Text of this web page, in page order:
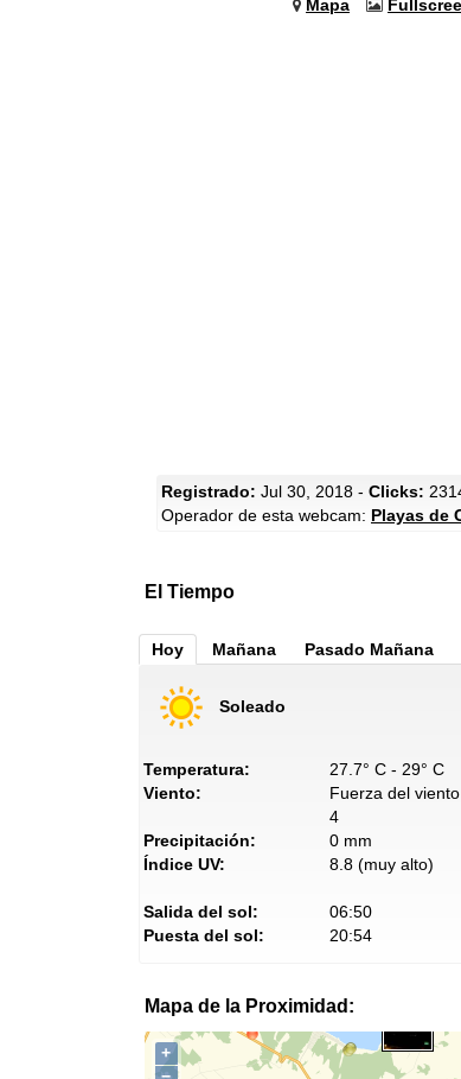
Mapa
Registrado: Jul 30, 2018 - Clicks:
Operador de esta webcam: Playas de
El Tiempo
Hoy Mañana Pasado Mañana
Soleado
Temperatura:
27.7° C - 29° C
Viento:
Fuerza del
4
Precipitación:
0 mm
Índice UV:
8.8 (muy alto)
Salida del sol:
06:50
Puesta del sol:
20:54
Mapa de la Proximidad:
+